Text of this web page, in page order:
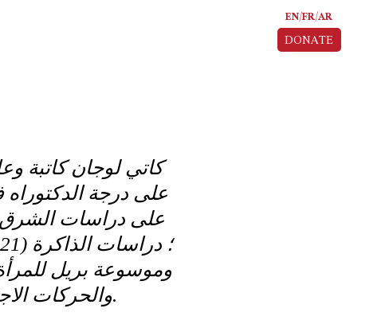
ENFRAR
DONATE
كاتي لوجان كاتبة
على درجة
على دراسات الشرق
والحركات الاجتماعية بعد الربيع العربي (بلومزبري، 2021)؛ و آرابليت.